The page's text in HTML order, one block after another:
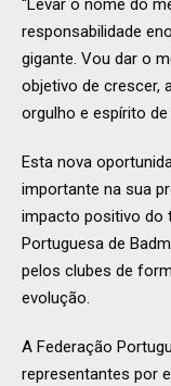
“Levar o nome do
responsabilidade
gigante. Vou dar o
objetivo de crescer,
orgulho e espírito de
Esta nova
importante na sua
impacto positivo do
Portuguesa de
pelos clubes de
evolução.
A Federação
representantes por